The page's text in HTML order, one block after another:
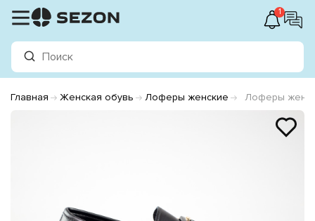
1
Главная Женская обувь Лоферы женские Лоферы